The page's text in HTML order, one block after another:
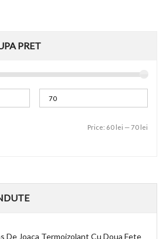
PRET
Price: 60 lei —70 lei
De Joaca Termoizolant Cu Doua Fete